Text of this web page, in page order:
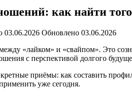
как найти
03.06.2026 Обновлено 03.06.2026
«лайком» и «свайпом». Это
с перспективой долгого
приёмы: как составить
уже сегодня.